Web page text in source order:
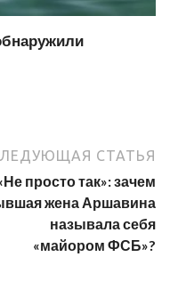
СТАТЬЯ
просто так»: зачем
жена Аршавина
называла себя
«майором ФСБ»?